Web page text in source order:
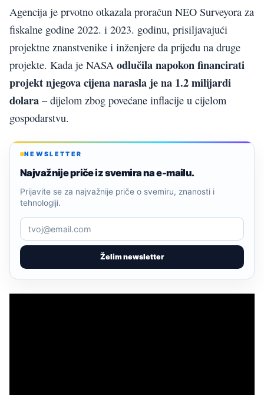
Agencija je prvotno otkazala proračun NEO Surveyora za
fiskalne godine 2022. i 2023. godinu, prisiljavajući
projektne znanstvenike i inženjere da prijeđu na druge
projekte. Kada je NASA odlučila napokon financirati
projekt njegova cijena narasla je na 1.2 milijardi
dolara – dijelom zbog povećane inflacije u cijelom
gospodarstvu.
NEWSLETTER
Najvažnije priče iz svemira na e-mailu.
Želim newsletter
Prijavite se za najvažnije priče o svemiru, znanosti i
tehnologiji.